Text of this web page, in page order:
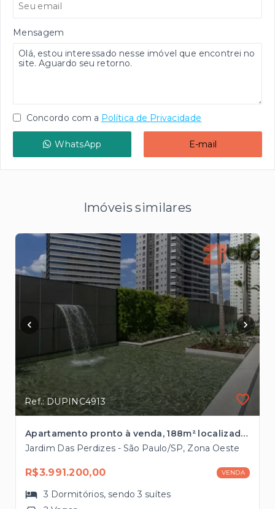
Mensagem
Concordo com a Política de Privacidade
WhatsApp E-mail
Imóveis similares
Ref.: DUPINC4913
Apartamento pronto à venda, 188m² localizado entre Perdizes e Pompéia
Jardim Das Perdizes - São Paulo/SP, Zona Oeste
R$3.991.200,00 VENDA
3 Dormitórios, sendo3 suítes